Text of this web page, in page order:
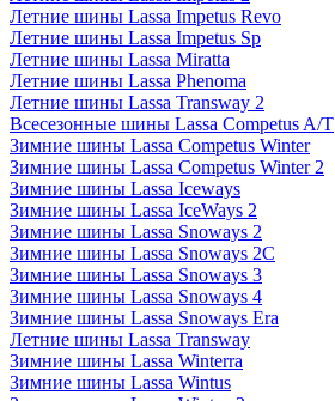
Летние шины Lassa Impetus Revo
Летние шины Lassa Impetus Sp
Летние шины Lassa Miratta
Летние шины Lassa Phenoma
Летние шины Lassa Transway 2
Всесезонные шины Lassa Competus A/T
Зимние шины Lassa Competus Winter
Зимние шины Lassa Competus Winter 2
Зимние шины Lassa Iceways
Зимние шины Lassa IceWays 2
Зимние шины Lassa Snoways 2
Зимние шины Lassa Snoways 2C
Зимние шины Lassa Snoways 3
Зимние шины Lassa Snoways 4
Зимние шины Lassa Snoways Era
Летние шины Lassa Transway
Зимние шины Lassa Winterra
Зимние шины Lassa Wintus